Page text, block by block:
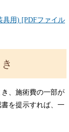
具用) [PDFファイル
、施術費の一部が
を提示すれば、一